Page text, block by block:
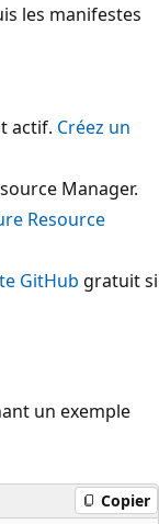
les manifestes
actif. Créez un
Manager.
Resource
GitHub gratuit si
un exemple
Copier